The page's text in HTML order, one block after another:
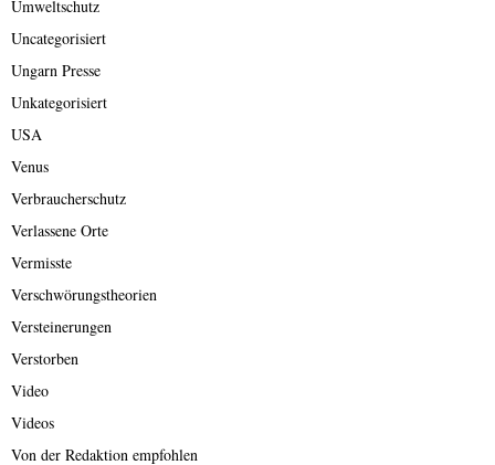
Umweltschutz
Uncategorisiert
Ungarn Presse
Unkategorisiert
USA
Venus
Verbraucherschutz
Verlassene Orte
Vermisste
Verschwörungstheorien
Versteinerungen
Verstorben
Video
Videos
Von der Redaktion empfohlen